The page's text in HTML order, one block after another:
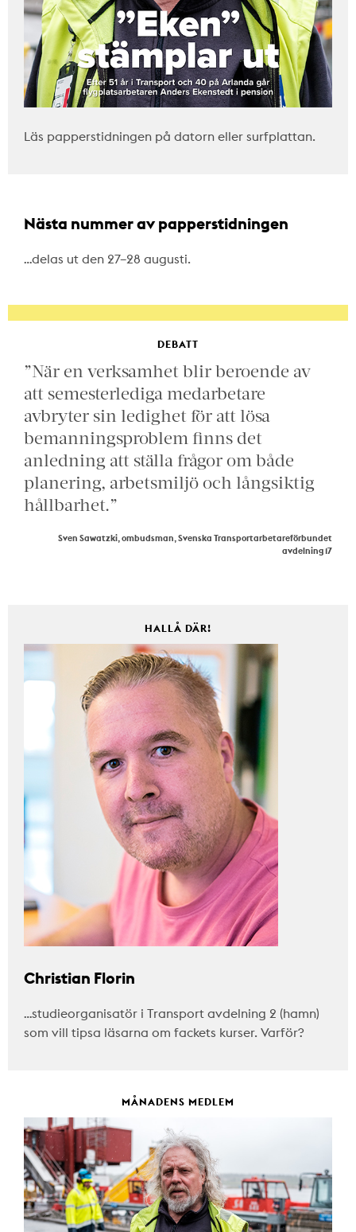
Läs papperstidningen på datorn eller surfplattan.
Nästa nummer av papperstidningen
…delas ut den 27–28 augusti.
DEBATT
”När en verksamhet blir beroende av
att semesterlediga medarbetare
avbryter sin ledighet för att lösa
bemanningsproblem finns det
anledning att ställa frågor om både
planering, arbetsmiljö och långsiktig
hållbarhet.”
Sven Sawatzki, ombudsman, Svenska Transportarbetareförbundet
avdelning 17
HALLÅ DÄR!
Christian Florin
…studieorganisatör i Transport avdelning 2 (hamn)
som vill tipsa läsarna om fackets kurser. Varför?
MÅNADENS MEDLEM